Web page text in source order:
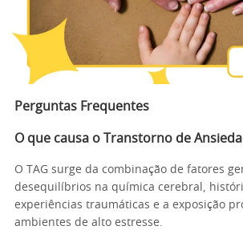
Perguntas Frequentes
O que causa o Transtorno de
O TAG surge da combinação de fatores
desequilíbrios na química cerebral,
experiências traumáticas e a exposição
ambientes de alto estresse.